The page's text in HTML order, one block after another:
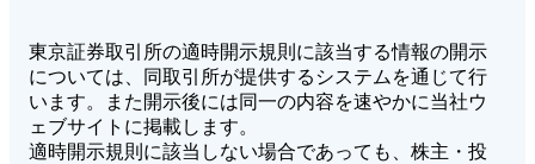
東京証券取引所の適時開示規則に該当する情報の開示
については、同取引所が提供するシステムを通じて行
います。また開示後には同一の内容を速やかに当社ウ
ェブサイトに掲載します。
適時開示規則に該当しない場合であっても、株主・投